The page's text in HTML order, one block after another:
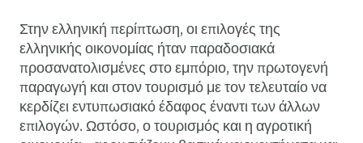
Στην ελληνική περίπτωση, οι επιλογές της
ελληνικής οικονομίας ήταν παραδοσιακά
προσανατολισμένες στο εμπόριο, την πρωτογενή
παραγωγή και στον τουρισμό με τον τελευταίο να
κερδίζει εντυπωσιακό έδαφος έναντι των άλλων
επιλογών. Ωστόσο, ο τουρισμός και η αγροτική